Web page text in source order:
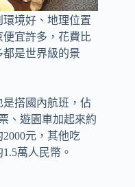
境好、地理位置
宜許多， 花費比
是世界級的景
是搭國內航班，佔
、遊園車加起來約
2000元，其他吃
萬人民幣。